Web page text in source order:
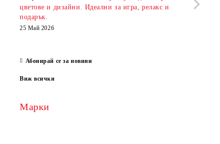
цветове и дизайни. Идеални за игра, релакс и
подарък.
25 Май 2026
Абонирай се за новини
Виж всички
Марки